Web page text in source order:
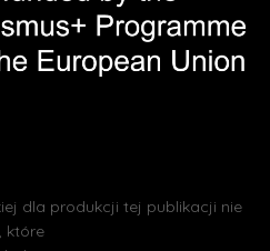
dla produkcji tej publikacji nie
które